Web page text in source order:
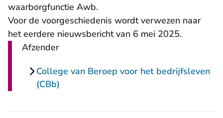
waarborgfunctie Awb.
Voor de voorgeschiedenis wordt verwezen naar
het eerdere nieuwsbericht van 6 mei 2025.
Afzender
College van Beroep voor het bedrijfsleven
(CBb)